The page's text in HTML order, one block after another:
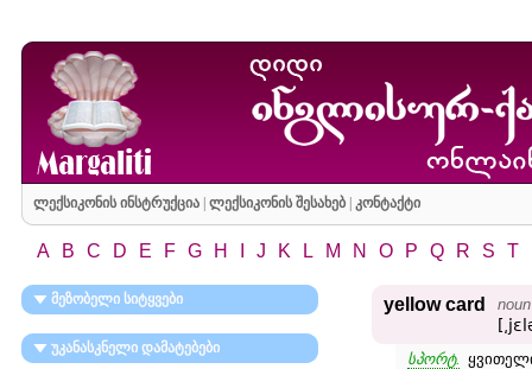
ლექსიკონის ინსტრუქცია| ლექსიკონის შესახებ| კონტაქტი
A B C D E F G H J K L M N O P Q R S T
მეზობელი სიტყვები
უკანასკნელი დამატებები
yellow card noun
სპორტ.